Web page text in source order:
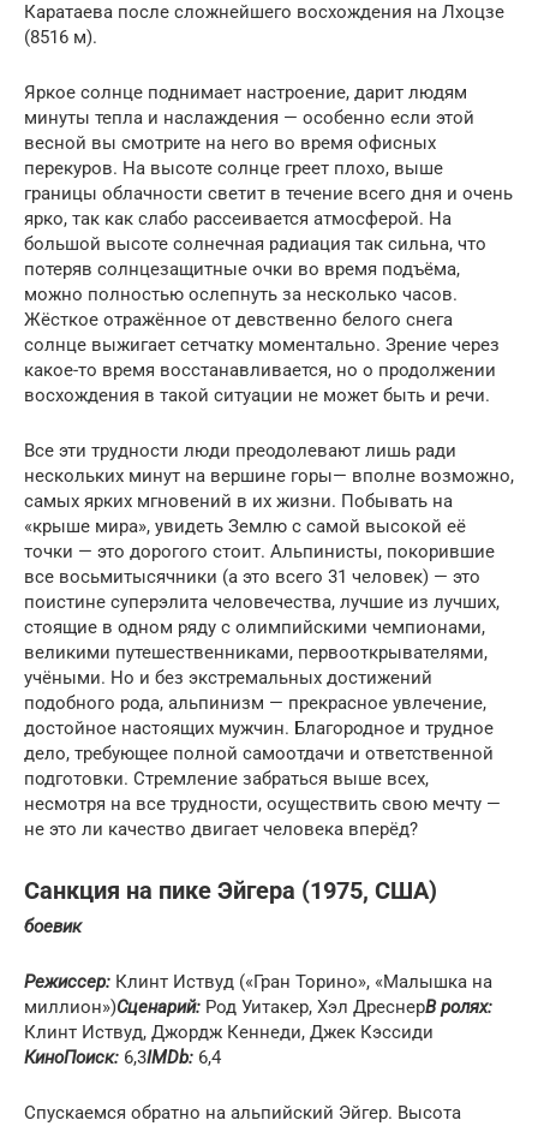
Каратаева после сложнейшего восхождения на Лхоцзе
(8516 м).
Яркое солнце поднимает настроение, дарит людям
минуты тепла и наслаждения — особенно если этой
весной вы смотрите на него во время офисных
перекуров. На высоте солнце греет плохо, выше
границы облачности светит в течение всего дня и очень
ярко, так как слабо рассеивается атмосферой. На
большой высоте солнечная радиация так сильна, что
потеряв солнцезащитные очки во время подъёма,
можно полностью ослепнуть за несколько часов.
Жёсткое отражённое от девственно белого снега
солнце выжигает сетчатку моментально. Зрение через
какое-то время восстанавливается, но о продолжении
восхождения в такой ситуации не может быть и речи.
Все эти трудности люди преодолевают лишь ради
нескольких минут на вершине горы— вполне возможно,
самых ярких мгновений в их жизни. Побывать на
«крыше мира», увидеть Землю с самой высокой её
точки — это дорогого стоит. Альпинисты, покорившие
все восьмитысячники (а это всего 31 человек) — это
поистине суперэлита человечества, лучшие из лучших,
стоящие в одном ряду с олимпийскими чемпионами,
великими путешественниками, первооткрывателями,
учёными. Но и без экстремальных достижений
подобного рода, альпинизм — прекрасное увлечение,
достойное настоящих мужчин. Благородное и трудное
дело, требующее полной самоотдачи и ответственной
подготовки. Стремление забраться выше всех,
несмотря на все трудности, осуществить свою мечту —
не это ли качество двигает человека вперёд?
Санкция на пике Эйгера (1975, США)
боевик
Режиссер: Клинт Иствуд («Гран Торино», «Малышка на
миллион»)Сценарий: Род Уитакер, Хэл ДреснерВ ролях:
Клинт Иствуд, Джордж Кеннеди, Джек Кэссиди
КиноПоиск: 6,3IMDb: 6,4
Спускаемся обратно на альпийский Эйгер. Высота